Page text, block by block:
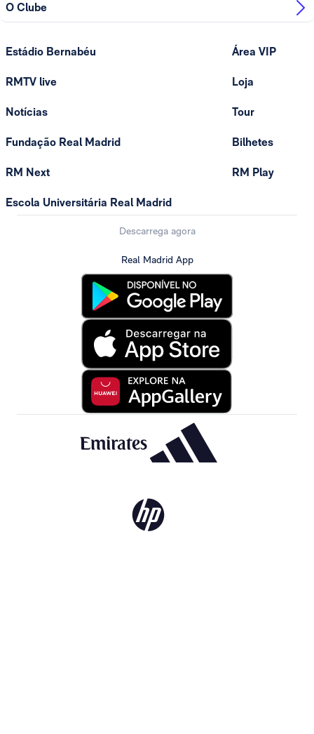
O Clube
Estádio Bernabéu
RMTV live
Notícias
Fundação Real Madrid
RM Next
Escola Universitária Real Madrid
Área VIP
Loja
Tour
Bilhetes
RM Play
Descarrega agora
Real Madrid App